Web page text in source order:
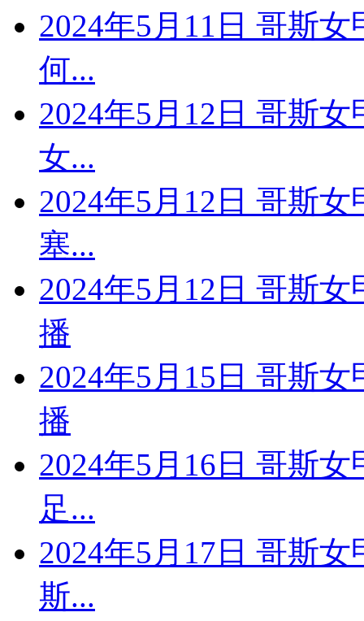
2024年5月11日 哥斯
何...
2024年5月12日 哥斯
女...
2024年5月12日 哥斯
塞...
2024年5月12日 哥斯
播
2024年5月15日 哥斯
播
2024年5月16日 哥斯
足...
2024年5月17日 哥斯
斯...